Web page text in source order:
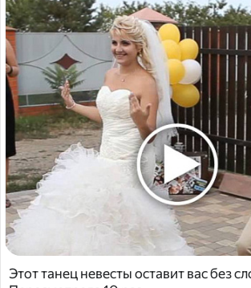
Этот танец невесты оставит вас без